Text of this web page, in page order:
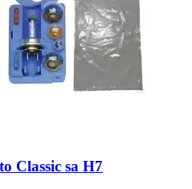
Classic sa H7